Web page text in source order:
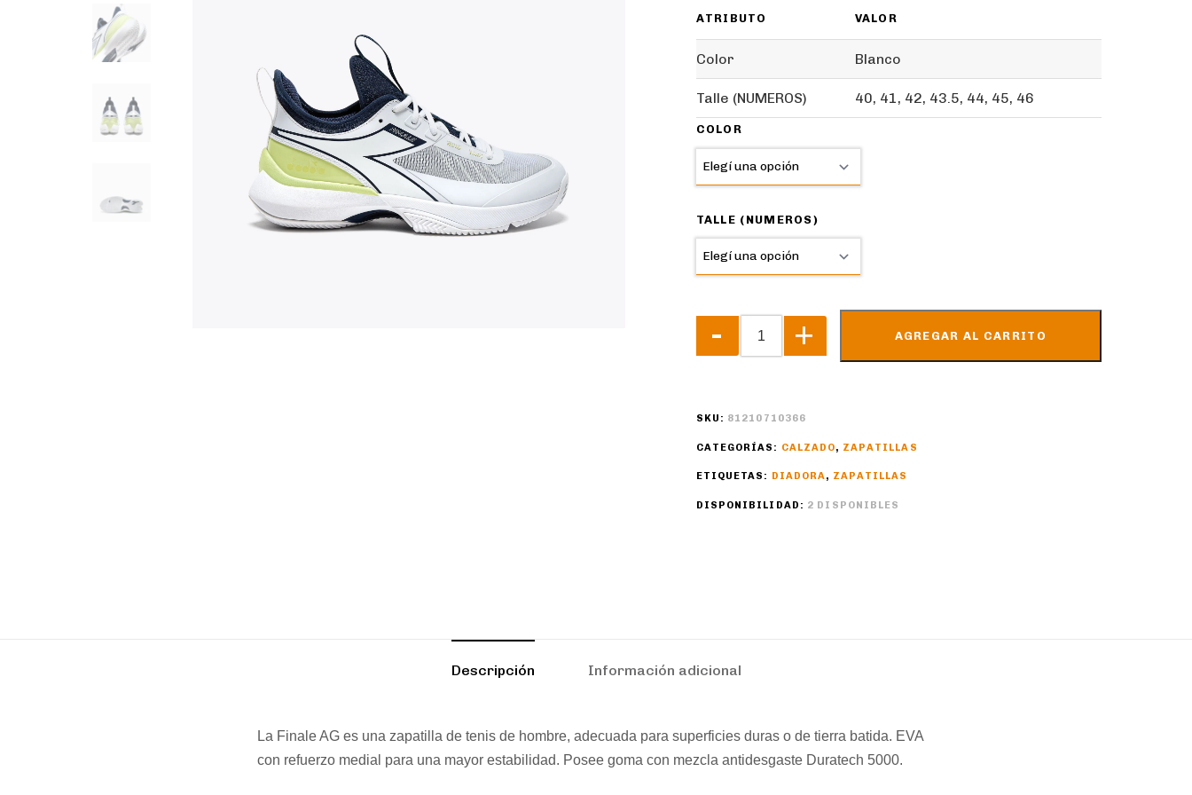
ATRIBUTO VALOR
Color Blanco
Talle (NUMEROS) 40, 41, 42, 43.5, 44, 45, 46
COLOR
TALLE (NUMEROS)
AGREGAR AL CARRITO
SKU: 81210710366
CATEGORÍAS: CALZADO, ZAPATILLAS
ETIQUETAS: DIADORA, ZAPATILLAS
DISPONIBILIDAD: 2 DISPONIBLES
Descripción Información adicional
La Finale AG es una zapatilla de tenis de hombre, adecuada para superficies duras o de tierra batida. EVA
con refuerzo medial para una mayor estabilidad. Posee goma con mezcla antidesgaste Duratech 5000.